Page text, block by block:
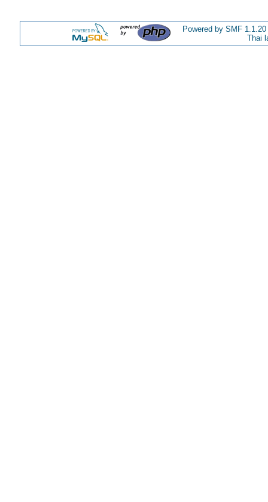
Powered by SMF 1.1.20
Thai